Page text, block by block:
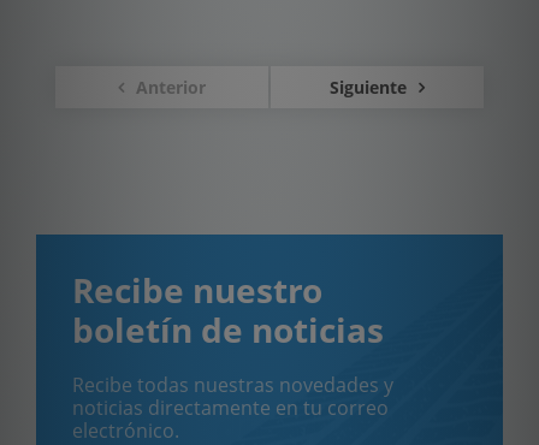
Anterior Siguiente
Recibe nuestro
boletín de noticias
Recibe todas nuestras novedades y
noticias directamente en tu correo
electrónico.